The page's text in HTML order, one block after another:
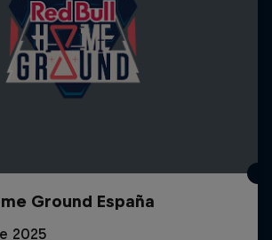
Ground España
2025